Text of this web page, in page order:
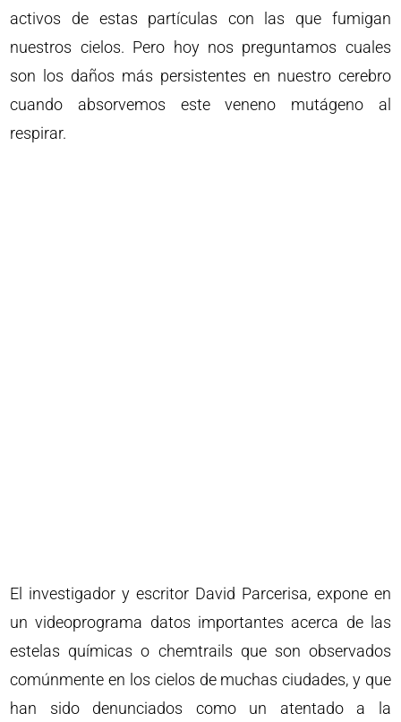
activos de estas partículas con las que fumigan
nuestros cielos. Pero hoy nos preguntamos cuales
son los daños más persistentes en nuestro cerebro
cuando absorvemos este veneno mutágeno al
respirar.
El investigador y escritor David Parcerisa, expone en
un videoprograma datos importantes acerca de las
estelas químicas o chemtrails que son observados
comúnmente en los cielos de muchas ciudades, y que
han sido denunciados como un atentado a la